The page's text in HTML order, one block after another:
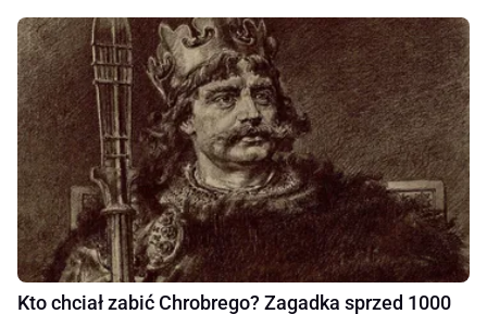
Kto chciał zabić Chrobrego? Zagadka sprzed 1000